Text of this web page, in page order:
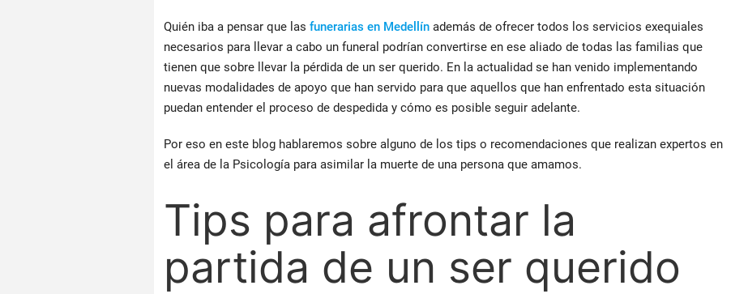
Quién iba a pensar que las funerarias en Medellínademás de ofrecer todos los servicios exequiales
necesarios para llevar a cabo un funeral podrían convertirse en ese aliado de todas las familias que
tienen que sobre llevar la pérdida de un ser querido. En la actualidad se han venido implementando
nuevas modalidades de apoyo que han servido para que aquellos que han enfrentado esta situación
puedan entender el proceso de despedida y cómo es posible seguir adelante.
Por eso en este blog hablaremos sobre alguno de los tips o recomendaciones que realizan expertos en
el área de la Psicología para asimilar la muerte de una persona que amamos.
Tips para afrontar la
partida de un ser querido